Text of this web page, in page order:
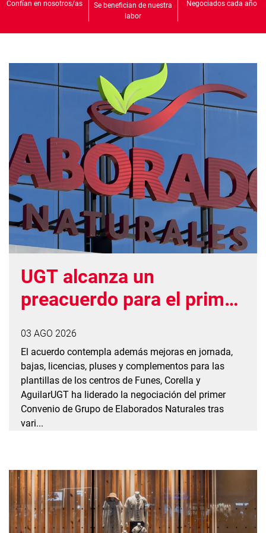
Confían en nosotros/as
Se benefician de nuestra
labor
Negociados cada año
UGT alcanza un
preacuerdo para el primer
Elaborados Naturales con
una subida salarial del
26%
03 AGO 2026
El acuerdo contempla además mejoras en jornada,
bajas, licencias, pluses y complementos para las
plantillas de los centros de Funes, Corella y
AguilarUGT ha liderado la negociación del primer
Convenio de Grupo de Elaborados Naturales tras
vari...